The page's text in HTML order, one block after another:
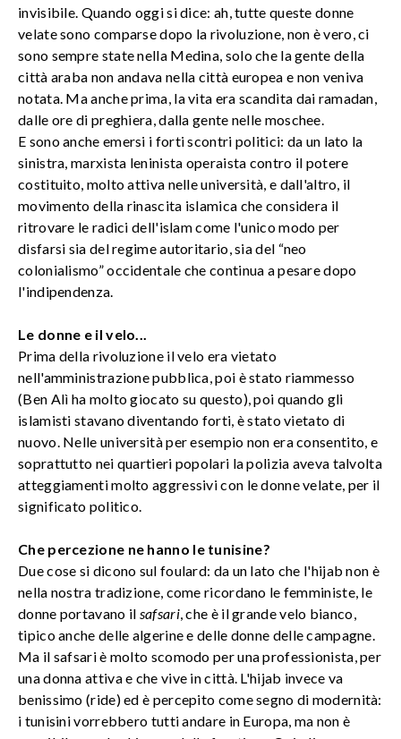
invisibile. Quando oggi si dice: ah, tutte queste donne
velate sono comparse dopo la rivoluzione, non è vero, ci
sono sempre state nella Medina, solo che la gente della
città araba non andava nella città europea e non veniva
notata. Ma anche prima, la vita era scandita dai ramadan,
dalle ore di preghiera, dalla gente nelle moschee.
E sono anche emersi i forti scontri politici: da un lato la
sinistra, marxista leninista operaista contro il potere
costituito, molto attiva nelle università, e dall'altro, il
movimento della rinascita islamica che considera il
ritrovare le radici dell'islam come l'unico modo per
disfarsi sia del regime autoritario, sia del “neo
colonialismo” occidentale che continua a pesare dopo
l'indipendenza.
Le donne e il velo...
Prima della rivoluzione il velo era vietato
nell'amministrazione pubblica, poi è stato riammesso
(Ben Alì ha molto giocato su questo), poi quando gli
islamisti stavano diventando forti, è stato vietato di
nuovo. Nelle università per esempio non era consentito, e
soprattutto nei quartieri popolari la polizia aveva talvolta
atteggiamenti molto aggressivi con le donne velate, per il
significato politico.
Che percezione ne hanno le tunisine?
Due cose si dicono sul foulard: da un lato che l'hijab non è
nella nostra tradizione, come ricordano le femministe, le
donne portavano il safsari, che è il grande velo bianco,
tipico anche delle algerine e delle donne delle campagne.
Ma il safsari è molto scomodo per una professionista, per
una donna attiva e che vive in città. L'hijab invece va
benissimo (ride) ed è percepito come segno di modernità:
i tunisini vorrebbero tutti andare in Europa, ma non è